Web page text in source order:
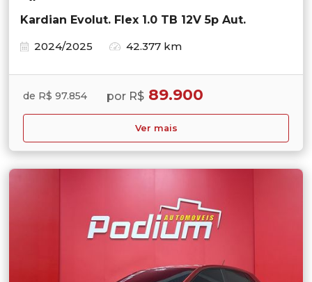
Kardian Evolut. Flex 1.0 TB 12V 5p Aut.
2024/2025
42.377 km
de R$ 97.854 por R$ 89.900
Ver mais